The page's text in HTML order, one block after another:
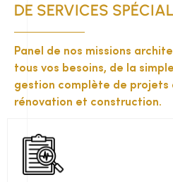
DE SERVICES
Panel de nos missions
tous vos besoins, de la
gestion complète de projets
rénovation et construction.